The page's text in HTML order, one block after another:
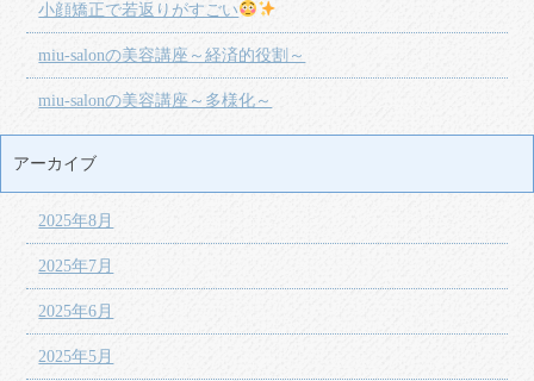
小顔矯正で若返りがすごい
miu-salonの美容講座～経済的役割～
miu-salonの美容講座～多様化～
アーカイブ
2025年8月
2025年7月
2025年6月
2025年5月